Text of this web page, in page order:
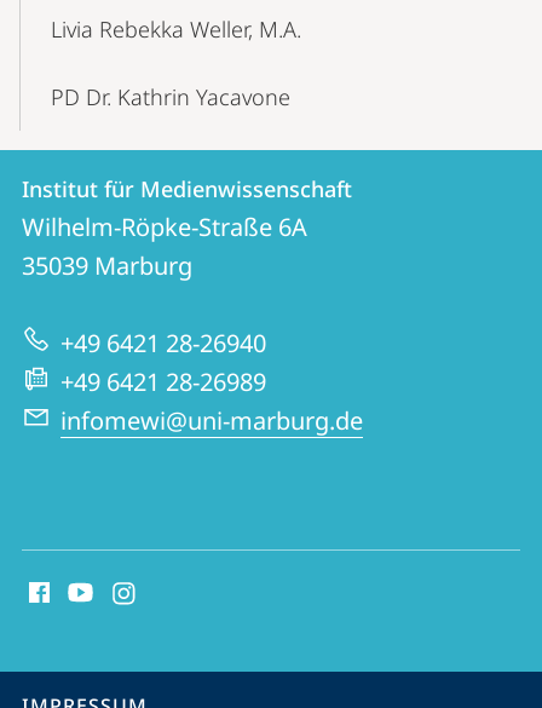
Livia Rebekka Weller, M.A.
PD Dr. Kathrin Yacavone
Kontakt
und
Informationen
zur
Website
Kontaktinformationen
Institut
für
Medienwissenschaft
Institut für Medienwissenschaft
Wilhelm-Röpke-Straße 6A
35039 Marburg
+49 6421 28-26940
+49 6421 28-26989
infomewi@uni-marburg.de
Media
Service-